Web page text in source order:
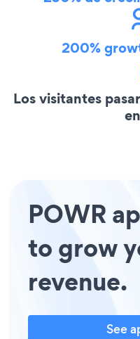
200%
Los visitantes
POWR
to grow
revenue.
See